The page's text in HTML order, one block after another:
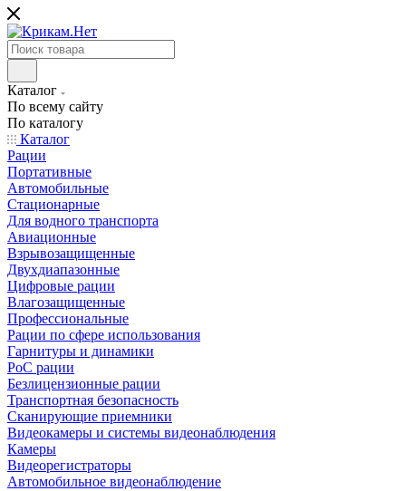
Каталог
По всему сайту
По каталогу
Каталог
Рации
Портативные
Автомобильные
Стационарные
Для водного транспорта
Авиационные
Взрывозащищенные
Двухдиапазонные
Цифровые рации
Влагозащищенные
Профессиональные
Рации по сфере использования
Гарнитуры и динамики
PoC рации
Безлицензионные рации
Транспортная безопасность
Сканирующие приемники
Видеокамеры и системы видеонаблюдения
Камеры
Видеорегистраторы
Автомобильное видеонаблюдение